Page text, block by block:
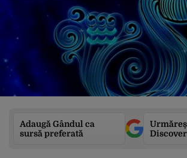
Adaugă Gândul ca
sursă preferată
Discover